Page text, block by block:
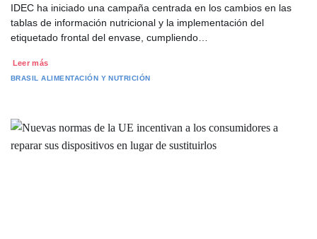
IDEC ha iniciado una campaña centrada en los cambios en las
tablas de información nutricional y la implementación del
etiquetado frontal del envase, cumpliendo…
Leer más
BRASIL ALIMENTACIÓN Y NUTRICIÓN